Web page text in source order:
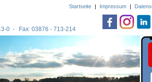
0 - Fax: 03876 - 713-214
Startseite | Impressum |